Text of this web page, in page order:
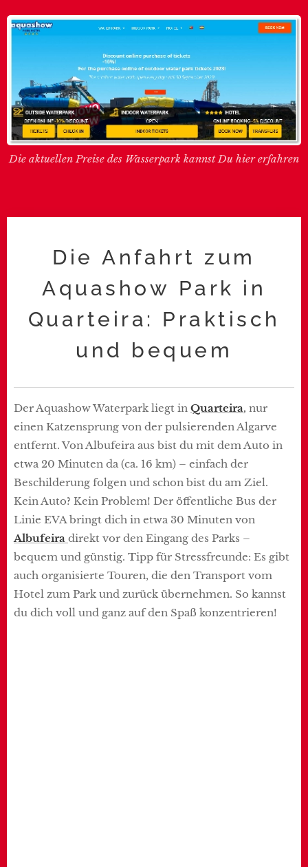
Die aktuellen Preise des Wasserpark kannst Du hier erfahren
Die Anfahrt zum
Aquashow Park in
Quarteira: Praktisch
und bequem
Der Aquashow Waterpark liegt in Quarteira, nur
einen Katzensprung von der pulsierenden Algarve
entfernt. Von Albufeira aus bist du mit dem Auto in
etwa 20 Minuten da (ca. 16 km) – einfach der
Beschilderung folgen und schon bist du am Ziel.
Kein Auto? Kein Problem! Der öffentliche Bus der
Linie EVA bringt dich in etwa 30 Minuten von
Albufeira direkt vor den Eingang des Parks –
bequem und günstig. Tipp für Stressfreunde: Es gibt
auch organisierte Touren, die den Transport vom
Hotel zum Park und zurück übernehmen. So kannst
du dich voll und ganz auf den Spaß konzentrieren!